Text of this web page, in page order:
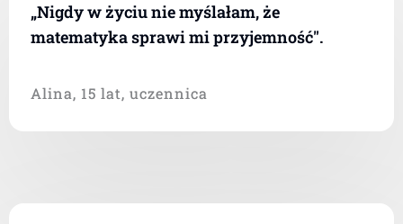
„Nigdy w życiu nie myślałam, że
matematyka sprawi mi przyjemność".
Alina, 15 lat, uczennica